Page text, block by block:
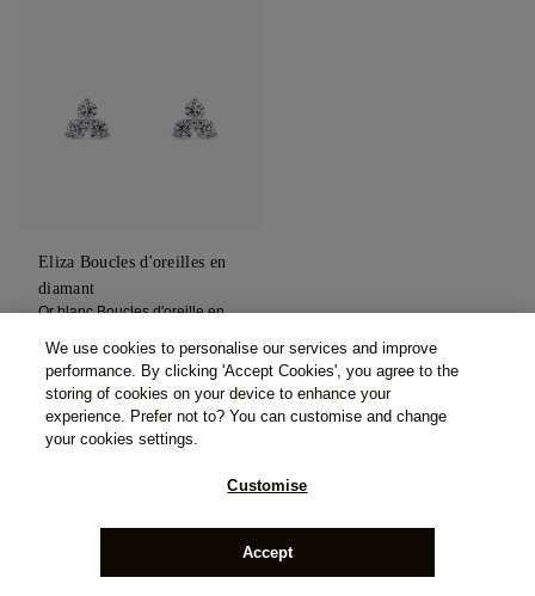
Eliza Boucles d'oreilles en
diamant
Or blanc Boucles d'oreille en
€ 432,13 € 380,27
(TTC)
Un basic de toute collection de bijoux, même les boucles d'oreilles en
diamant les plus discrètes offrent des jeux de feu et d'éclat fascinants.
We use cookies to personalise our services and improve
performance. By clicking 'Accept Cookies', you agree to the
storing of cookies on your device to enhance your
experience. Prefer not to? You can customise and change
your cookies settings.
Customise
Accept